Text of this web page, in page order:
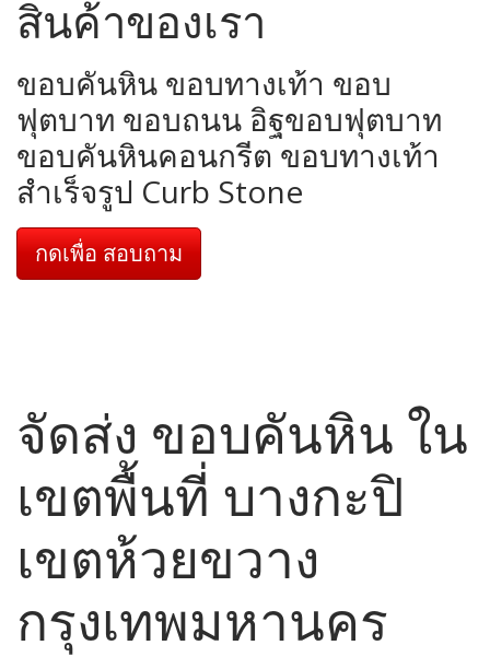
สินค้าของเรา
ขอบคันหิน ขอบทางเท้า ขอบ
ฟุตบาท ขอบถนน อิฐขอบฟุตบาท
ขอบคันหินคอนกรีต ขอบทางเท้า
สำเร็จรูป Curb Stone
กดเพื่อ สอบถาม
จัดส่ง ขอบคันหิน ใน
เขตพื้นที่ บางกะปิ
เขตห้วยขวาง
กรุงเทพมหานคร